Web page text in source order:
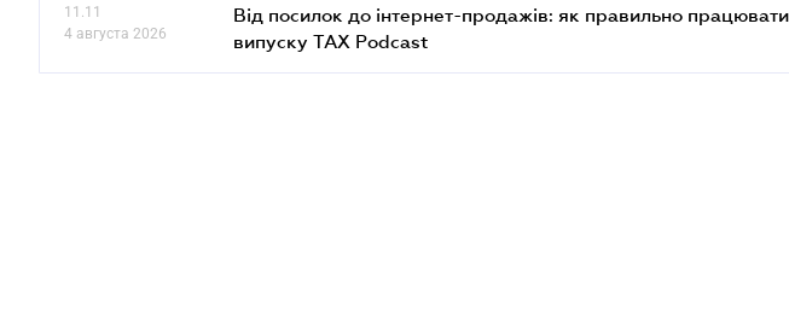
11.11
4 августа 2026
Від посилок до інтернет-продажів: як правильно
випуску TAX Podcast